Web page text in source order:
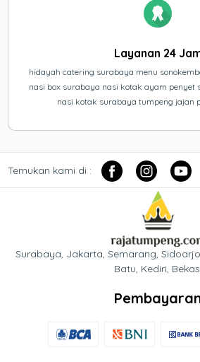
Layanan 24
hidayah catering surabaya menu
nasi box surabaya nasi kotak ayam penyet
nasi kotak surabaya tumpeng jajan
Temukan kami di :
Surabaya, Jakarta, Semarang,
Batu, Kediri,